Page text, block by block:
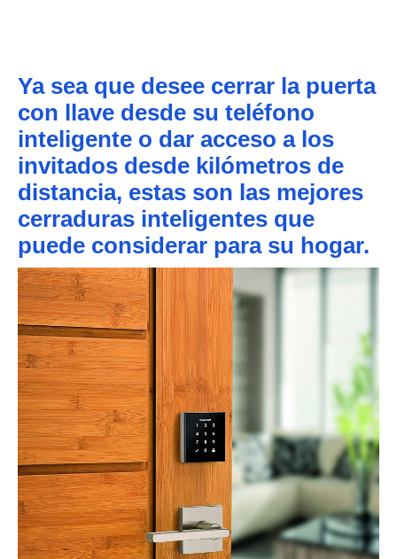
Ya sea que desee cerrar la puerta
con llave desde su teléfono
inteligente o dar acceso a los
invitados desde kilómetros de
distancia, estas son las mejores
cerraduras inteligentes que
puede considerar para su hogar.